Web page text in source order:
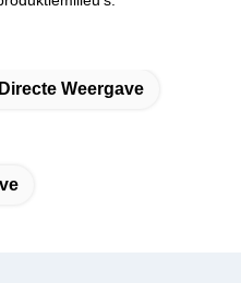
Weergave